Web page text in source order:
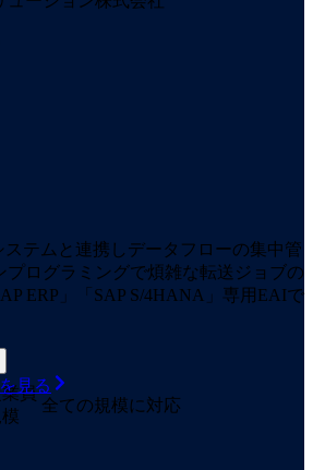
ステムと連携しデータフローの集中管
プログラミングで煩雑な転送ジョブの
ERP」「SAP S/4HANA」専用EAIで
員
全ての規模に対応
見る